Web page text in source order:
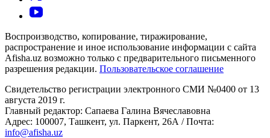
Воспроизводство, копирование, тиражирование,
распространение и иное использование информации с сайта
Afisha.uz возможно только с предварительного письменного
разрешения редакции. Пользовательское соглашение
Свидетельство регистрации электронного СМИ №0400 от 13
августа 2019 г.
Главный редактор: Сапаева Галина Вячеславовна
Адрес: 100007, Ташкент, ул. Паркент, 26А / Почта:
info@afisha.uz